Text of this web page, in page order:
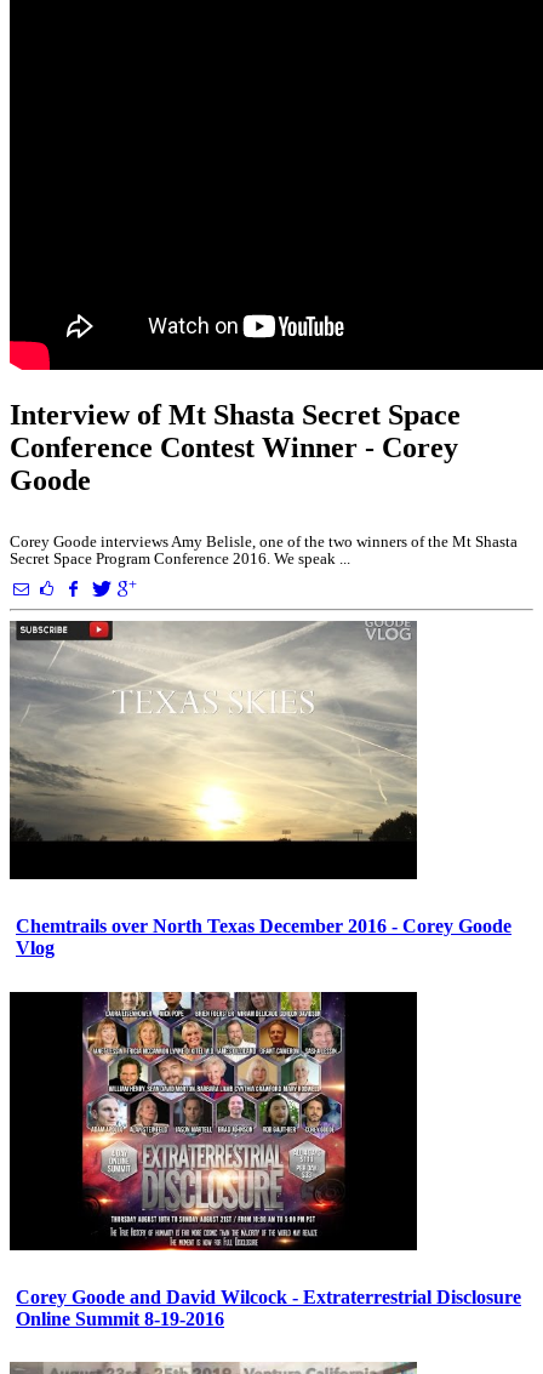
Interview of Mt Shasta Secret Space
Conference Contest Winner - Corey
Goode
Corey Goode interviews Amy Belisle, one of the two winners of the Mt Shasta
Secret Space Program Conference 2016. We speak ...
Chemtrails over North Texas December 2016 - Corey Goode
Vlog
Corey Goode and David Wilcock - Extraterrestrial Disclosure
Online Summit 8-19-2016